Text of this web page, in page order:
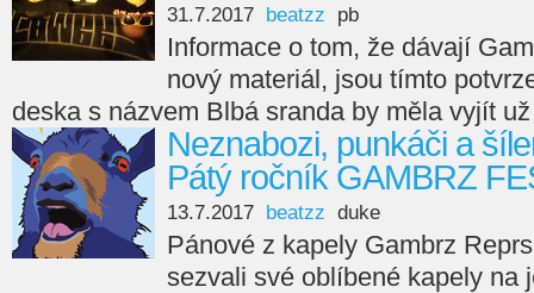
31.7.2017 beatzz pb
Informace o tom, že dávají
nový materiál, jsou tímto
deska s názvem Blbá sranda by měla vyjít
Neznabozi, punkáči a
Pátý ročník GAMBRZ
13.7.2017 beatzz duke
Pánové z kapely Gambrz
sezvali své oblíbené kapely na